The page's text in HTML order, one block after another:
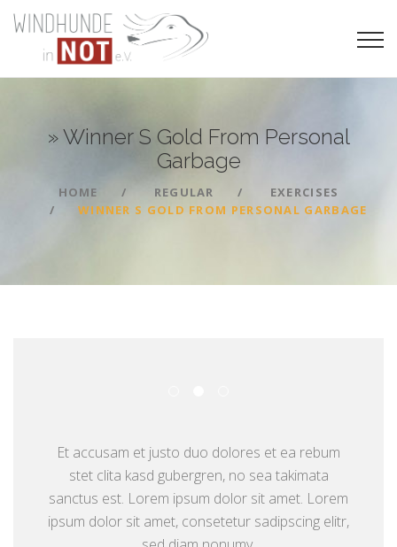
» Winner S Gold From Personal
Garbage
HOME REGULAR
EXERCISES
WINNER S GOLD FROM PERSONAL GARBAGE
Et accusam et justo duo dolores et ea rebum
stet clita kasd gubergren, no sea takimata
sanctus est. Lorem ipsum dolor sit amet. Lorem
ipsum dolor sit amet, consetetur sadipscing elitr,